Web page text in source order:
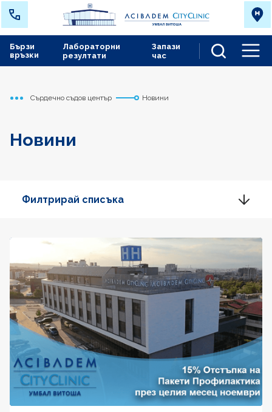
Лабораторни
резултати
Запази
час
Бързи
връзки
Начало
Сърдечно съдов център Новини
Новини
Филтрирай списъка